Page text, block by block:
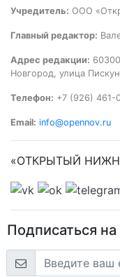
Учредитель: ООО
Главный редактор:
Адрес редакции:
Новгород, улица
Телефон: +7 (926) 461-
Email: info@opennov.ru
«ОТКРЫТЫЙ
Подписаться на